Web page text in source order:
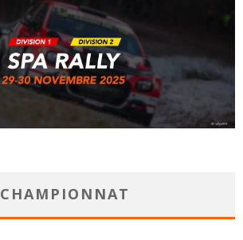
CHAMPIONNAT